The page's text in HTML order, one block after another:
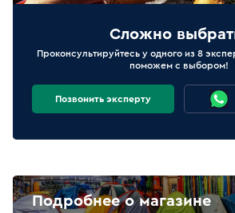
Сложно
Проконсультируйтесь у одного из 8
поможем с выбором!
Позвонить эксперту
Подробнее о магазине